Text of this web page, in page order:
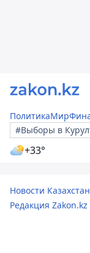
ПолитикаМир
#Выборы в
+33°
Новости
Редакция Zakon.kz